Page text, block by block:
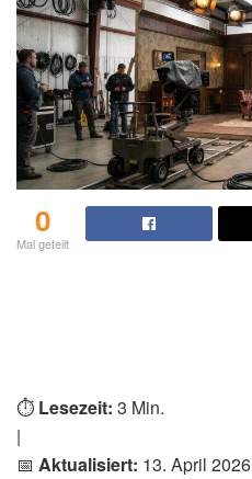
0
Mal geteilt
⏱️ Lesezeit: 3 Min.
|
📅 Aktualisiert: 13. April 2026